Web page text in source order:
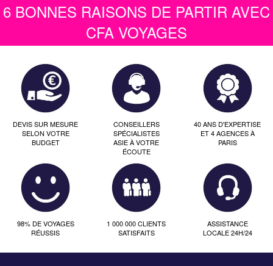
6 BONNES RAISONS DE PARTIR AVEC
CFA VOYAGES
DEVIS SUR MESURE
SELON VOTRE
BUDGET
CONSEILLERS
SPÉCIALISTES
ASIE À VOTRE
ÉCOUTE
40 ANS D'EXPERTISE
ET 4 AGENCES À
PARIS
98% DE VOYAGES
RÉUSSIS
1 000 000 CLIENTS
SATISFAITS
ASSISTANCE
LOCALE 24H/24